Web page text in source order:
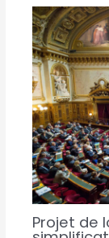
Projet de